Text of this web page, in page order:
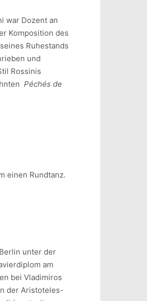
war Dozent an
Komposition des
Ruhestands
und
Rossinis
Péchés de
einen Rundtanz.
unter der
am
bei Vladimiros
der Aristoteles-